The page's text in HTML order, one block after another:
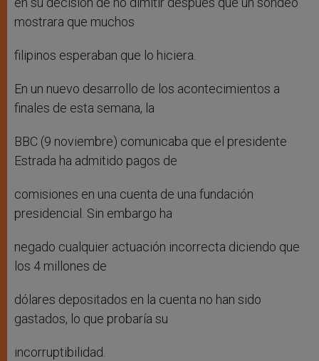
mostrara que muchos
filipinos esperaban que lo hiciera.
En un nuevo desarrollo de los acontecimientos a
finales de esta semana, la
BBC (9 noviembre) comunicaba que el presidente
Estrada ha admitido pagos de
comisiones en una cuenta de una fundación
presidencial. Sin embargo ha
negado cualquier actuación incorrecta diciendo que
los 4 millones de
dólares depositados en la cuenta no han sido
gastados, lo que probaría su
incorruptibilidad.